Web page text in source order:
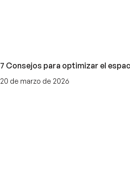
7 Consejos para optimizar el
20 de marzo de 2026